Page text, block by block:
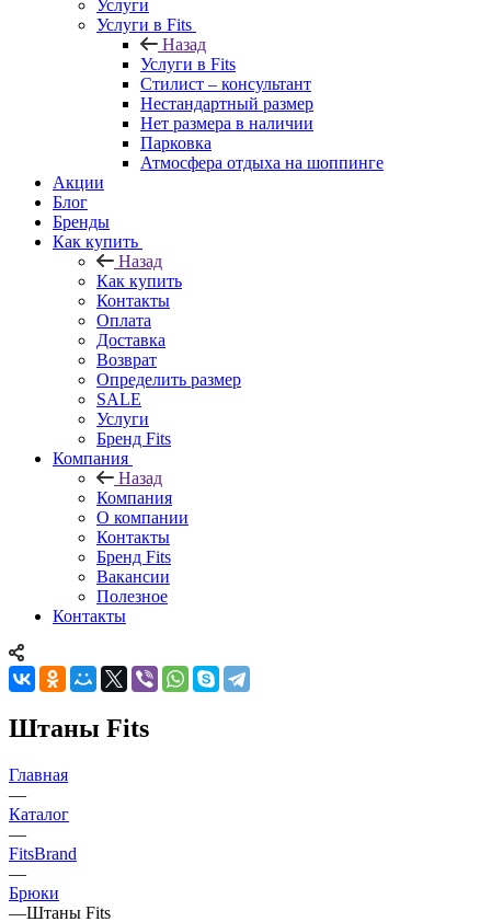
Услуги
Услуги в Fits
Назад
Услуги в Fits
Стилист – консультант
Нестандартный размер
Нет размера в наличии
Парковка
Атмосфера отдыха на шоппинге
Акции
Блог
Бренды
Как купить
Назад
Как купить
Контакты
Оплата
Доставка
Возврат
Определить размер
SALE
Услуги
Бренд Fits
Компания
Назад
Компания
О компании
Контакты
Бренд Fits
Вакансии
Полезное
Контакты
Штаны Fits
Главная
—
Каталог
—
FitsBrand
—
Брюки
—Штаны Fits